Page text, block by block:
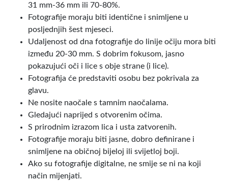
31 mm-36 mm ili 70-80%.
Fotografije moraju biti identične i snimljene u
posljednjih šest mjeseci.
Udaljenost od dna fotografije do linije očiju mora biti
između 20-30 mm. S dobrim fokusom, jasno
pokazujući oči i lice s obje strane (i lice).
Fotografija će predstaviti osobu bez pokrivala za
glavu.
Ne nosite naočale s tamnim naočalama.
Gledajući naprijed s otvorenim očima.
S prirodnim izrazom lica i usta zatvorenih.
Fotografije moraju biti jasne, dobro definirane i
snimljene na običnoj bijeloj ili svijetloj boji.
Ako su fotografije digitalne, ne smije se ni na koji
način mijenjati.